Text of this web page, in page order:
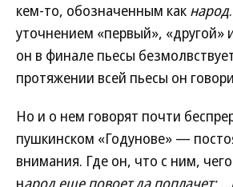
кем-то, обозначенным как народ
уточнением «первый», «другой»
он в финале пьесы
протяжении всей пьесы он
Но и о нем говорят почти
пушкинском «Годунове» —
внимания. Где он, что с ним,
народ еще повоет да поплачет;